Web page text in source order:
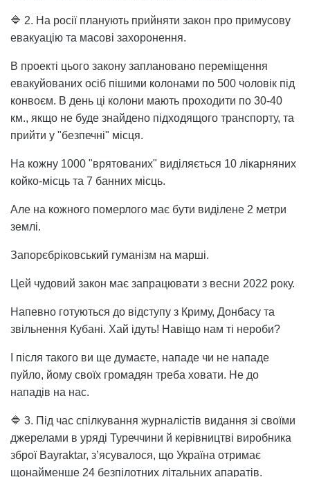
🔷 2. На росії планують прийняти закон про примусову
евакуацію та масові захоронення.
В проекті цього закону заплановано переміщення
евакуйованих осіб пішими колонами по 500 чоловік під
конвоєм. В день ці колони мають проходити по 30-40
км., якщо не буде знайдено підходящого транспорту, та
прийти у "безпечні" місця.
На кожну 1000 "врятованих" виділяється 10 лікарняних
койко-місць та 7 банних місць.
Але на кожного померлого має бути виділене 2 метри
землі.
Запорєбріковський гуманізм на марші.
Цей чудовий закон має запрацювати з весни 2022 року.
Напевно готуються до відступу з Криму, Донбасу та
звільнення Кубані. Хай ідуть! Навіщо нам ті нероби?
І після такого ви ще думаєте, нападе чи не нападе
пуйло, йому своїх громадян треба ховати. Не до
нападів на нас.
🔷 3. Під час спілкування журналістів видання зі своїми
джерелами в уряді Туреччини й керівництві виробника
зброї Bayraktar, з’ясувалося, що Україна отримає
щонайменше 24 безпілотних літальних апаратів.